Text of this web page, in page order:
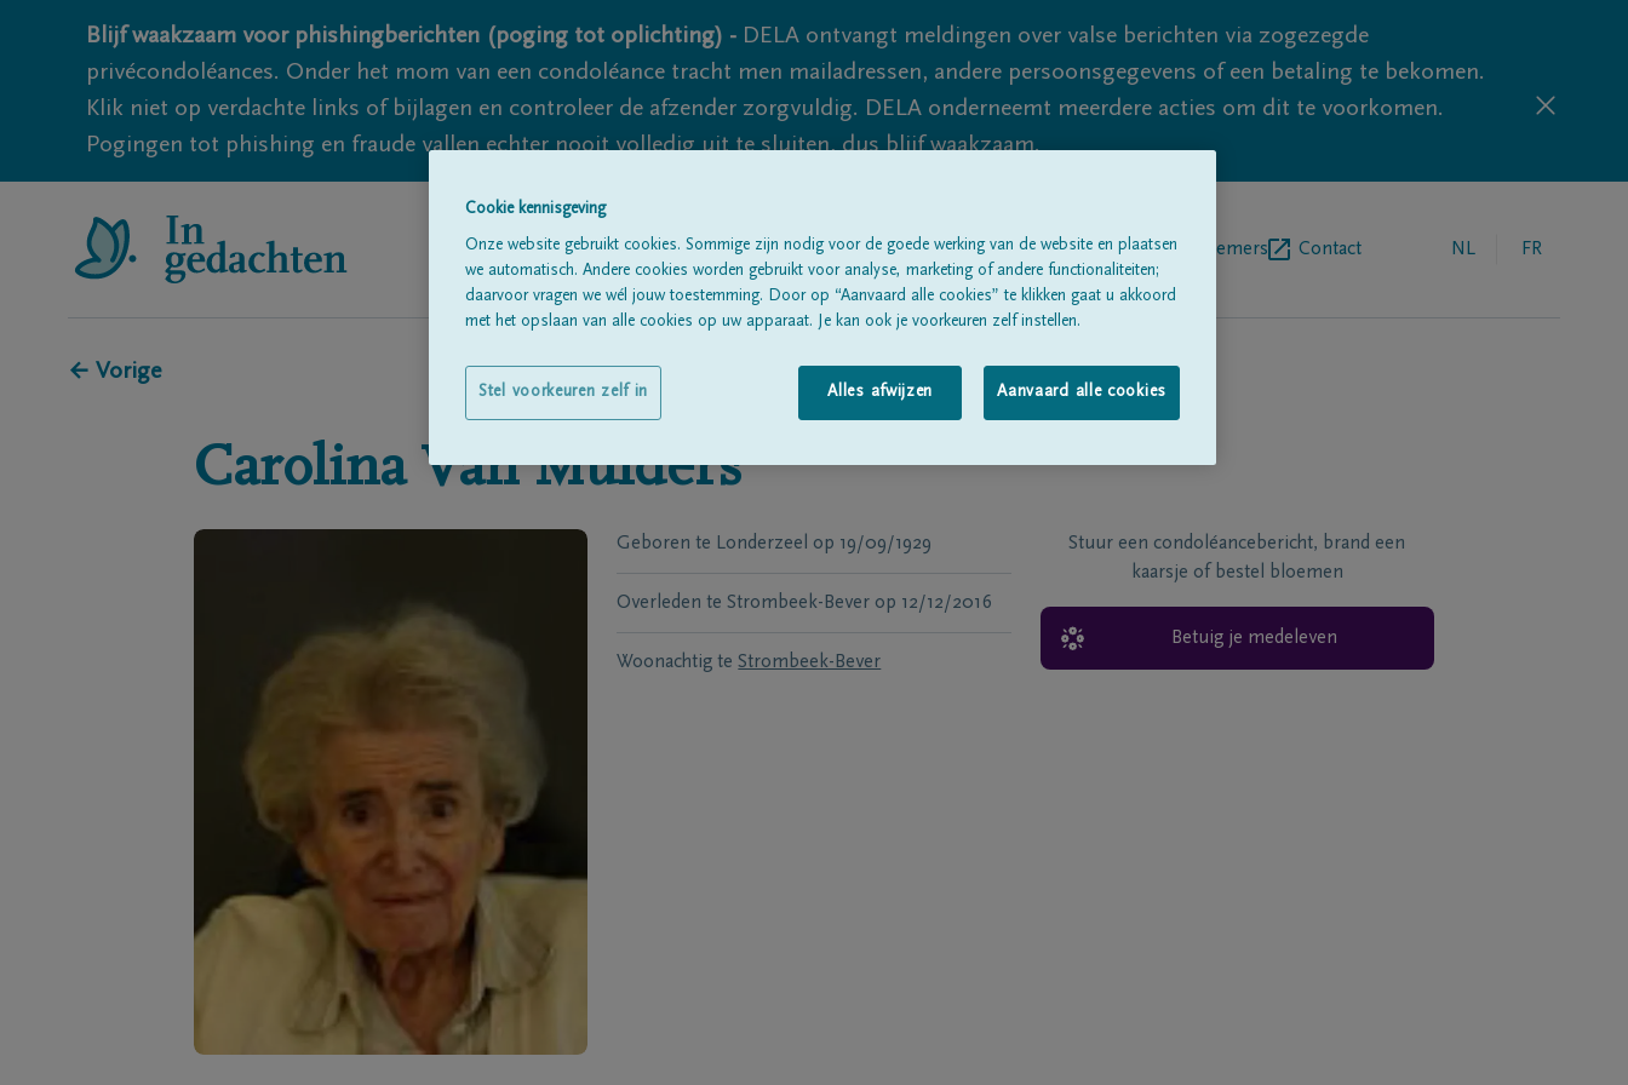
Blijf waakzaam voor phishingberichten (poging tot oplichting) - DELA ontvangt meldingen over valse berichten via zogezegde
privécondoléances. Onder het mom van een condoléance tracht men mailadressen, andere persoonsgegevens of een betaling te bekomen.
Klik niet op verdachte links of bijlagen en controleer de afzender zorgvuldig. DELA onderneemt meerdere acties om dit te voorkomen.
Pogingen tot phishing en fraude vallen echter nooit volledig uit te sluiten, dus blijf waakzaam.
Alle rouwberichtenOver onsBegrafenisondernemers Contact NL FR
← Vorige
Carolina Van Mulders
Geboren te Londerzeel op 19/09/1929
Overleden te Strombeek-Bever op 12/12/2016
Woonachtig te Strombeek-Bever
Stuur een condoléancebericht, brand een
kaarsje of bestel bloemen
Betuig je medeleven
Cookie kennisgeving
Onze website gebruikt cookies. Sommige zijn nodig voor de goede werking van de website en plaatsen
we automatisch. Andere cookies worden gebruikt voor analyse, marketing of andere functionaliteiten;
daarvoor vragen we wél jouw toestemming. Door op “Aanvaard alle cookies” te klikken gaat u akkoord
met het opslaan van alle cookies op uw apparaat. Je kan ook je voorkeuren zelf instellen.
Alles afwijzen Aanvaard alle cookies
Stel voorkeuren zelf in